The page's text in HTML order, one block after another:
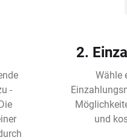
-
2.
Wähle
und